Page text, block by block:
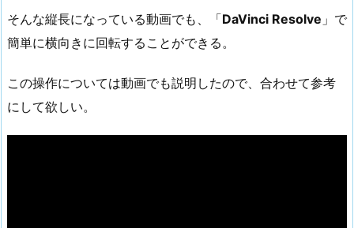
そんな縦長になっている動画でも、「DaVinci Resolve 」で
簡単に横向きに回転することができる。
この操作については動画でも説明したので、合わせて参考
にして欲しい。